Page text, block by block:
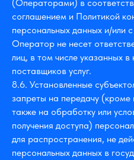
(Операторами) в
соглашением и Политикой
персональных данных и/или
Оператор не несет
лиц, в том числе указанных
поставщиков услуг.
8.6. Установленные
запреты на передачу (кроме
также на обработку или
получения доступа)
для распространения, не
персональных данных в